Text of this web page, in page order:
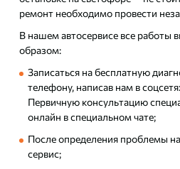
ремонт необходимо провести
В нашем автосервисе все
образом:
Записаться на бесплатную
телефону, написав нам в
Первичную консультацию
онлайн в специальном чате;
После определения проблемы
сервис;